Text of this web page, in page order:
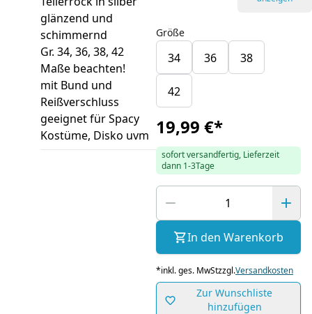
glänzend und
schimmernd
Gr. 34, 36, 38, 42
Maße beachten!
mit Bund und
Reißverschluss
geeignet für Spacy
Kostüme, Disko uvm
Größe
34 36 38
42
19,99 €*
sofort versandfertig, Lieferzeit
dann 1-3Tage
In den Warenkorb
*inkl. ges. MwStzzgl.Versandkosten
Zur Wunschliste
hinzufügen